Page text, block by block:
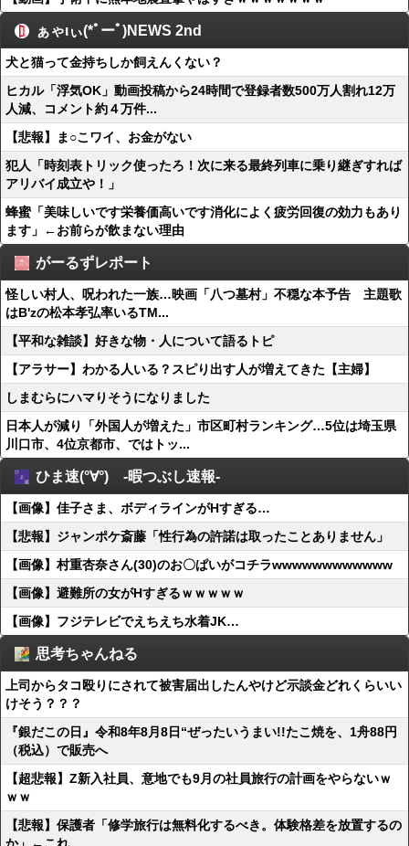
ぁゃιぃ(*ﾟーﾟ)NEWS 2nd
犬と猫って金持ちしか飼えんくない？
ヒカル「浮気OK」動画投稿から24時間で登録者数500万人割れ12万
人減、コメント約４万件...
【悲報】ま○こワイ、お金がない
犯人「時刻表トリック使ったろ！次に来る最終列車に乗り継ぎすれば
アリバイ成立や！」
蜂蜜「美味しいです栄養価高いです消化によく疲労回復の効力もあり
ます」←お前らが飲まない理由
がーるずレポート
怪しい村人、呪われた一族…映画「八つ墓村」不穏な本予告 主題歌
はB'zの松本孝弘率いるTM...
【平和な雑談】好きな物・人について語るトピ
【アラサー】わかる人いる？スピり出す人が増えてきた【主婦】
しまむらにハマりそうになりました
日本人が減り「外国人が増えた」市区町村ランキング…5位は埼玉県
川口市、4位京都市、ではトッ...
ひま速(°∀°) -暇つぶし速報-
【画像】佳子さま、ボディラインがHすぎる…
【悲報】ジャンポケ斎藤「性行為の許諾は取ったことありません」
【画像】村重杏奈さん(30)のお〇ぱいがコチラwwwwwwwwwwww
【画像】避難所の女がHすぎるｗｗｗｗｗ
【画像】フジテレビでえちえち水着JK…
思考ちゃんねる
上司からタコ殴りにされて被害届出したんやけど示談金どれくらいい
けそう？？？
『銀だこの日』令和8年8月8日“ぜったいうまい!!たこ焼を、1舟88円
（税込）で販売へ
【超悲報】Z新入社員、意地でも9月の社員旅行の計画をやらないｗ
ｗｗ
【悲報】保護者「修学旅行は無料化するべき。体験格差を放置するの